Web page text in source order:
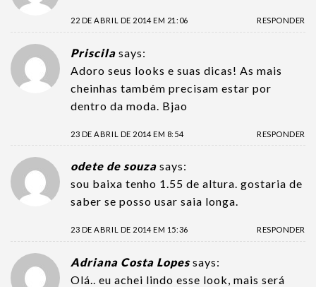
22 DE ABRIL DE 2014 EM 21:06 RESPONDER
Priscila says:
Adoro seus looks e suas dicas! As mais
cheinhas também precisam estar por
dentro da moda. Bjao
23 DE ABRIL DE 2014 EM 8:54 RESPONDER
odete de souza says:
sou baixa tenho 1.55 de altura. gostaria de
saber se posso usar saia longa.
23 DE ABRIL DE 2014 EM 15:36 RESPONDER
Adriana Costa Lopes says:
Olá.. eu achei lindo esse look, mais será